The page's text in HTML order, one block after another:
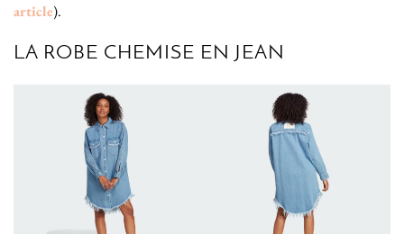
article).
LA ROBE CHEMISE EN JEAN